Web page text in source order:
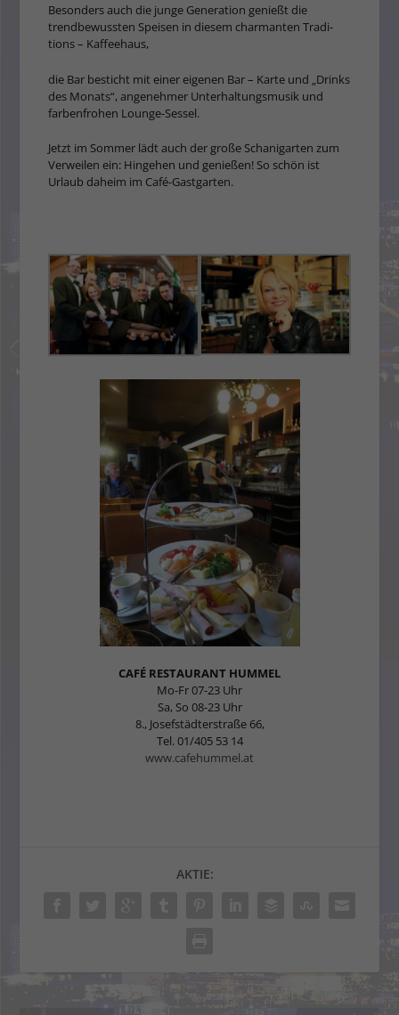
Beson­ders auch die junge Generation genießt die
trendbewussten Speisen in diesem charmanten Tradi­
tions – Kaffeehaus,
die Bar besticht mit einer eigenen Bar – Karte und „Drinks
des Mo­nats“, angenehmer Unterhaltungsmusik und
farbenfro­hen Lounge-Sessel.
Jetzt im Sommer lädt auch der große Schanigarten zum
Verweilen ein: Hin­gehen und genie­ßen! So schön ist
Urlaub daheim im Café-Gastgarten.
CAFÉ RESTAURANT HUMMEL
Mo-Fr 07-23 Uhr
Sa, So 08-23 Uhr
8., Josefstädterstraße 66,
Tel. 01/405 53 14
www.cafehummel.at
AKTIE: